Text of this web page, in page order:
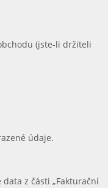
(jste-li držiteli
údaje.
z části „Fakturační